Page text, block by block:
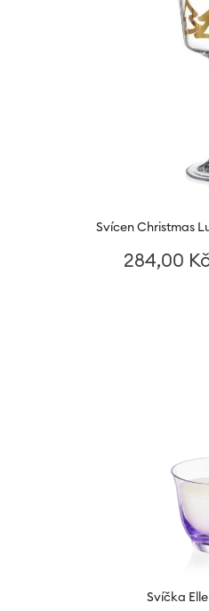
Svícen Christmas
284,00 Kč
Svíčka Elle